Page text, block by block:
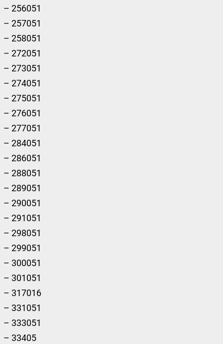
– 256051
– 257051
– 258051
– 272051
– 273051
– 274051
– 275051
– 276051
– 277051
– 284051
– 286051
– 288051
– 289051
– 290051
– 291051
– 298051
– 299051
– 300051
– 301051
– 317016
– 331051
– 333051
– 33405